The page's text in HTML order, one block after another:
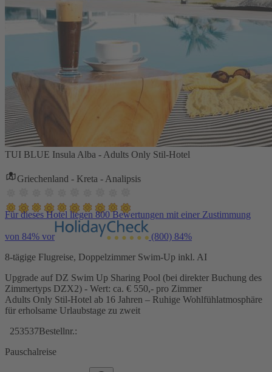
TUI BLUE Insula Alba - Adults Only Stil-Hotel
Griechenland - Kreta - Analipsis
Für dieses Hotel liegen 800 Bewertungen mit einer Zustimmung
von 84% vor (800) 84%
8-tägige Flugreise, Doppelzimmer Swim-Up inkl. AI
Upgrade auf DZ Swim Up Sharing Pool (bei direkter Buchung des
Zimmertyps DZX2) - Wert: ca. € 550,- pro Zimmer
Adults Only Stil-Hotel ab 16 Jahren – Ruhige Wohlfühlatmosphäre
für erholsame Urlaubstage zu zweit
253537Bestellnr.:
Pauschalreise